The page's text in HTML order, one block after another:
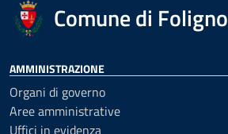
Comune di Foligno
AMMINISTRAZIONE
Organi di governo
Aree amministrative
Uffici in evidenza